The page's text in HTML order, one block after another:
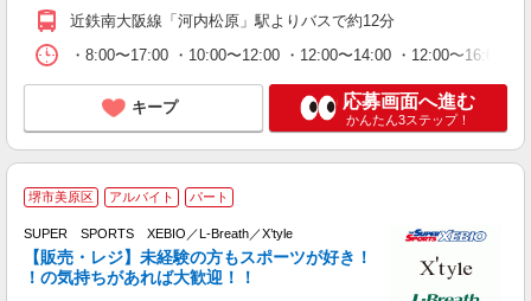
近鉄南大阪線「河内松原」駅よりバスで約12分
・8:00〜17:00 ・10:00〜12:00 ・12:00〜14:00 ・12:00〜16:00
キープ 応募画面へ進む
かんたん3ステップ！
堺市美原区 アルバイト パート
SUPER SPORTS XEBIO／L-Breath／X’tyle
【販売・レジ】未経験の方もスポーツが好き！
！の気持ちがあれば大歓迎！！